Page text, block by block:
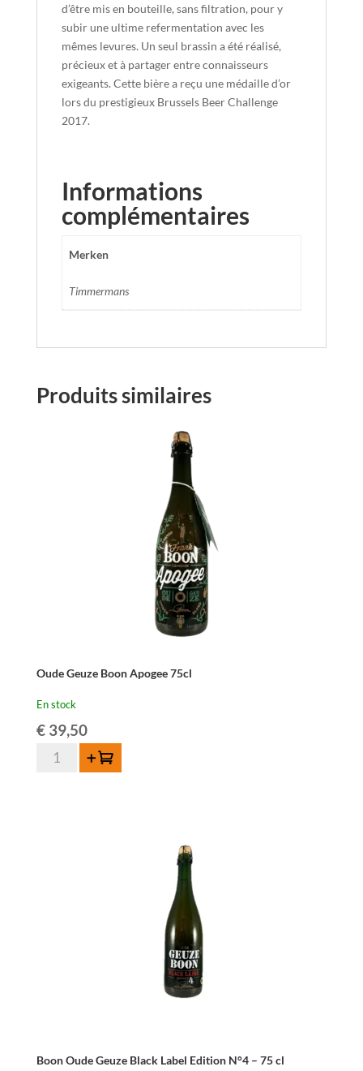
d’être mis en bouteille, sans filtration, pour y
subir une ultime refermentation avec les
mêmes levures. Un seul brassin a été réalisé,
précieux et à partager entre connaisseurs
exigeants. Cette bière a reçu une médaille d’or
lors du prestigieux Brussels Beer Challenge
2017.
Informations
complémentaires
Merken
Timmermans
Produits similaires
Oude Geuze Boon Apogee 75cl
En stock
€39,50
quantité
Ajouter au panier
Boon Oude Geuze Black Label Edition N°4 – 75 cl